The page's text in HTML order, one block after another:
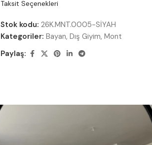
Taksit Seçenekleri
Stok kodu: 26K.MNT.0005-SİYAH
Kategoriler: Bayan, Dış Giyim, Mont
Paylaş: